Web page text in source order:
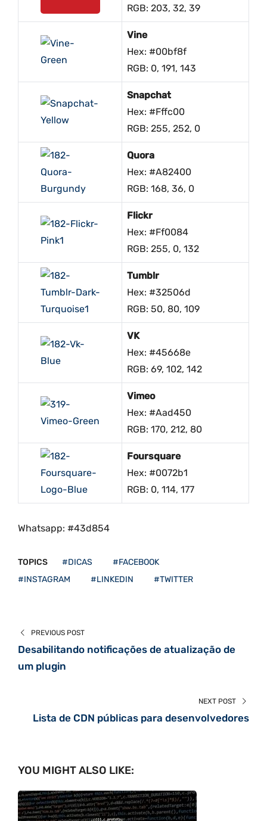
RGB: 203, 32, 39
Vine
Hex: #00bf8f
RGB: 0, 191, 143
Snapchat
Hex: #fffc00
RGB: 255, 252, 0
Quora
Hex: #a82400
RGB: 168, 36, 0
Flickr
Hex: #ff0084
RGB: 255, 0, 132
Tumblr
Hex: #32506d
RGB: 50, 80, 109
VK
Hex: #45668e
RGB: 69, 102, 142
Vimeo
Hex: #aad450
RGB: 170, 212, 80
Foursquare
Hex: #0072b1
RGB: 0, 114, 177
Whatsapp: #43d854
TOPICS #DICAS
#FACEBOOK
#INSTAGRAM
#LINKEDIN #TWITTER
PREVIOUS POST
Desabilitando notificações de atualização de
um plugin
NEXT POST
Lista de CDN públicas para desenvolvedores
YOU MIGHT ALSO LIKE: